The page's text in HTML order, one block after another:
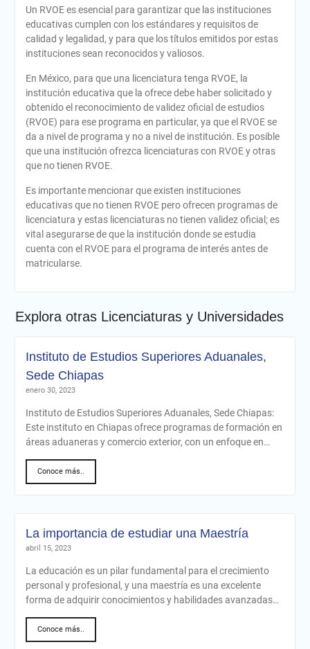
Un RVOE es esencial para garantizar que las instituciones
educativas cumplen con los estándares y requisitos de
calidad y legalidad, y para que los títulos emitidos por estas
instituciones sean reconocidos y valiosos.
En México, para que una licenciatura tenga RVOE, la
institución educativa que la ofrece debe haber solicitado y
obtenido el reconocimiento de validez oficial de estudios
(RVOE) para ese programa en particular, ya que el RVOE se
da a nivel de programa y no a nivel de institución. Es posible
que una institución ofrezca licenciaturas con RVOE y otras
que no tienen RVOE.
Es importante mencionar que existen instituciones
educativas que no tienen RVOE pero ofrecen programas de
licenciatura y estas licenciaturas no tienen validez oficial; es
vital asegurarse de que la institución donde se estudia
cuenta con el RVOE para el programa de interés antes de
matricularse.
Explora otras Licenciaturas y Universidades
Instituto de Estudios Superiores Aduanales,
Sede Chiapas
enero 30, 2023
Instituto de Estudios Superiores Aduanales, Sede Chiapas:
Este instituto en Chiapas ofrece programas de formación en
áreas aduaneras y comercio exterior, con un enfoque en…
Conoce más..
La importancia de estudiar una Maestría
abril 15, 2023
La educación es un pilar fundamental para el crecimiento
personal y profesional, y una maestría es una excelente
forma de adquirir conocimientos y habilidades avanzadas…
Conoce más..